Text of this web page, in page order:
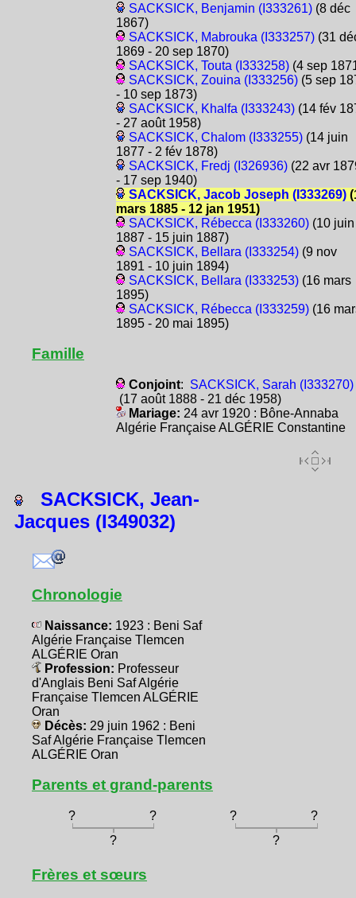
SACKSICK, Benjamin (I333261)(8 déc
1867)
SACKSICK, Mabrouka (I333257)(31
1869 - 20 sep 1870)
SACKSICK, Touta (I333258)(4 sep
SACKSICK, Zouina (I333256)(5 sep
- 10 sep 1873)
SACKSICK, Khalfa (I333243)(14 fév
- 27 août 1958)
SACKSICK, Chalom (I333255)(14 juin
1877 - 2 fév 1878)
SACKSICK, Fredj (I326936)(22 avr
- 17 sep 1940)
SACKSICK, Jacob Joseph (I333269)
mars 1885 - 12 jan 1951)
SACKSICK, Rébecca (I333260)(10 juin
1887 - 15 juin 1887)
SACKSICK, Bellara (I333254)(9 nov
1891 - 10 juin 1894)
SACKSICK, Bellara (I333253)(16 mars
1895)
SACKSICK, Rébecca (I333259)(16
1895 - 20 mai 1895)
Famille
Conjoint: SACKSICK, Sarah (I333270)
(17 août 1888 - 21 déc 1958)
Mariage: 24 avr 1920 : Bône-Annaba
Algérie Française ALGÉRIE Constantine
SACKSICK, Jean-
Jacques (I349032)
Chronologie
Naissance: 1923 : Beni Saf
Algérie Française Tlemcen
ALGÉRIE Oran
Profession: Professeur
d'Anglais Beni Saf Algérie
Française Tlemcen ALGÉRIE
Oran
Décès: 29 juin 1962 : Beni
Saf Algérie Française Tlemcen
ALGÉRIE Oran
Parents et grand-parents
? ? ?
?
?
?
Frères et sœurs